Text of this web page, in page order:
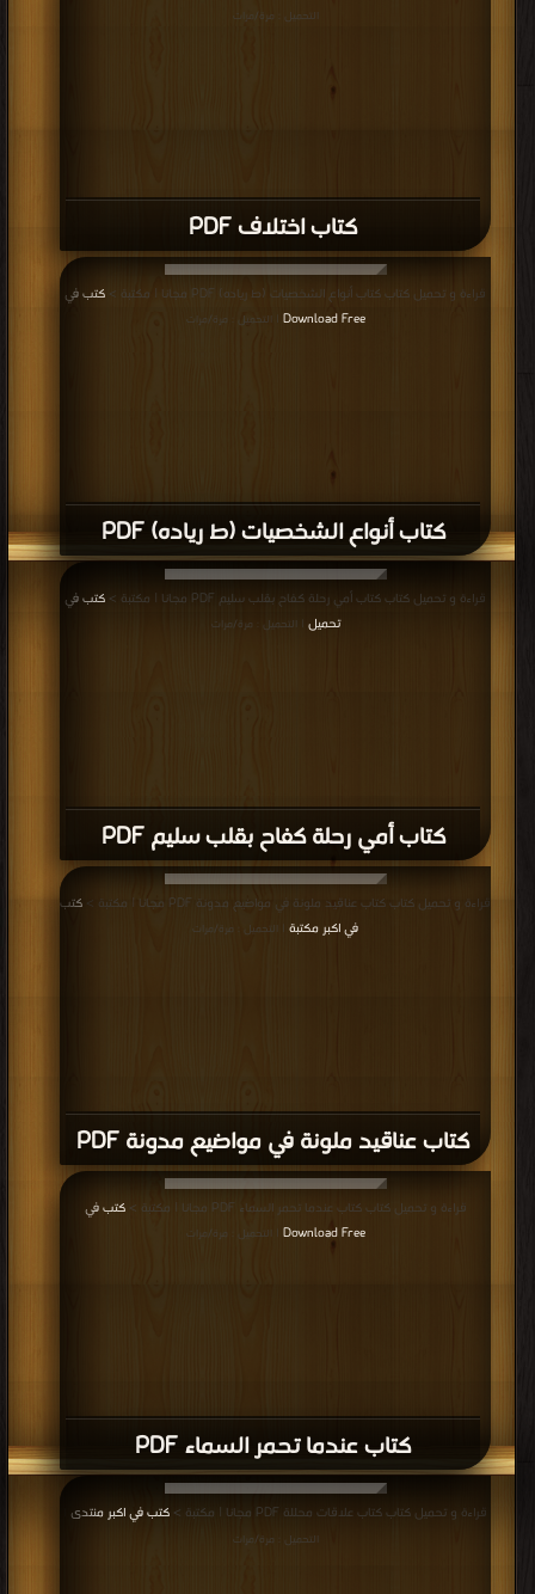
كتاب اختلاف PDF
التحميل : مرة/مرات
كتاب أنواع الشخصيات (ط رياده) PDF
قراءة و تحميل كتاب كتاب أنواع الشخصيات (ط رياده) PDF مجانا | مكتبة >
كتب في
Download Free
| التحميل : مرة/مرات
كتاب أمي رحلة كفاح بقلب سليم PDF
قراءة و تحميل كتاب كتاب أمي رحلة كفاح بقلب سليم PDF مجانا | مكتبة >
كتب في
تحميل
| التحميل : مرة/مرات
كتاب عناقيد ملونة في مواضيع مدونة PDF
قراءة و تحميل كتاب كتاب عناقيد ملونة في مواضيع مدونة PDF مجانا | مكتبة >
كتب
في اكبر مكتبة
| التحميل : مرة/مرات
كتاب عندما تحمر السماء PDF
قراءة و تحميل كتاب كتاب عندما تحمر السماء PDF مجانا | مكتبة >
كتب في
Download Free
| التحميل : مرة/مرات
قراءة و تحميل كتاب كتاب علاقات محللة PDF مجانا | مكتبة > كتب في اكبر منتدى
التحميل : مرة/مرات